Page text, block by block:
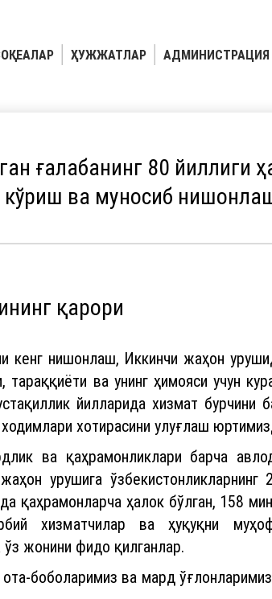
ҲУЖЖАТЛАР АДМИНИСТРАЦИЯ
ғалабанинг 80 йиллиги
кўриш ва муносиб
қарори
нишонлаш, Иккинчи жаҳон
ва унинг ҳимояси учун
йилларида хизмат бурчини
хотирасини улуғлаш
ва қаҳрамонликлари барча
урушига
қаҳрамонларча ҳалок бўлган, 158
хизматчилар ва ҳуқуқни
ўз жонини фидо қилганлар.
боболаримиз ва мард